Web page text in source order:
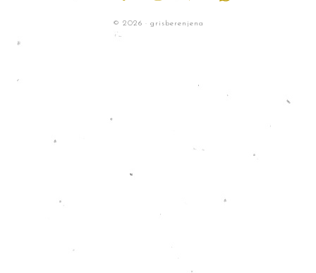
© 2026 · grisberenjena